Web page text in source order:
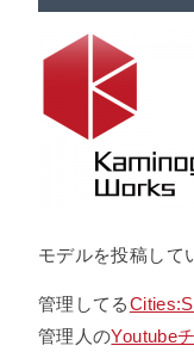
モデルを投稿して
管理してる
管理人のYoutube